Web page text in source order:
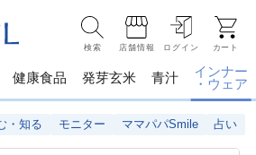
検索 店舗情報 ログイン カート
健康食品 発芽玄米 青汁
インナー
・ウェア
・知る モニター ママパパSmile 占い